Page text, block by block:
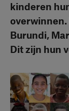
kinderen
overwinnen.
Burundi,
Dit zijn hun